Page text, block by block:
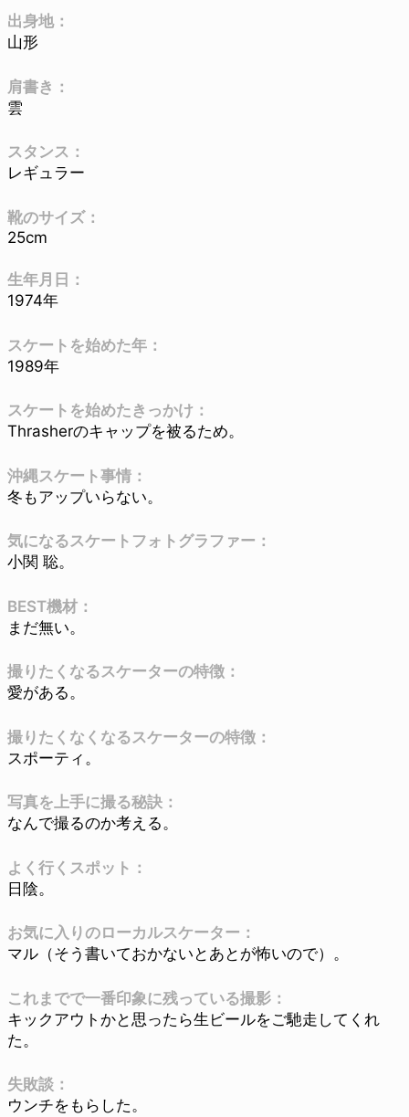
出身地：
山形
肩書き：
雲
スタンス：
レギュラー
靴のサイズ：
25cm
生年月日：
1974年
スケートを始めた年：
1989年
スケートを始めたきっかけ：
Thrasherのキャップを被るため。
沖縄スケート事情：
冬もアップいらない。
気になるスケートフォトグラファー：
小関 聡。
BEST機材：
まだ無い。
撮りたくなるスケーターの特徴：
愛がある。
撮りたくなくなるスケーターの特徴：
スポーティ。
写真を上手に撮る秘訣：
なんで撮るのか考える。
よく行くスポット：
日陰。
お気に入りのローカルスケーター：
マル（そう書いておかないとあとが怖いので）。
これまでで一番印象に残っている撮影：
キックアウトかと思ったら生ビールをご馳走してくれ
た。
失敗談：
ウンチをもらした。